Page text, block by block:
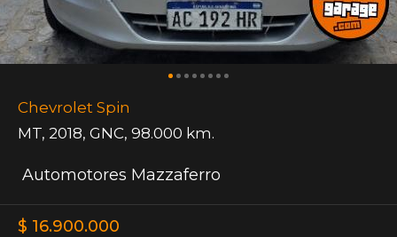
Chevrolet Spin
MT, 2018, GNC, 98.000 km.
Automotores Mazzaferro
$ 16.900.000